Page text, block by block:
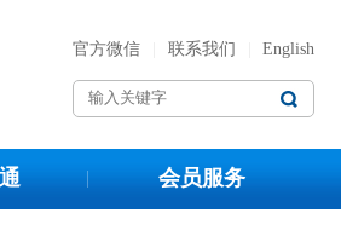
官方微信 联系我们 English
会员服务